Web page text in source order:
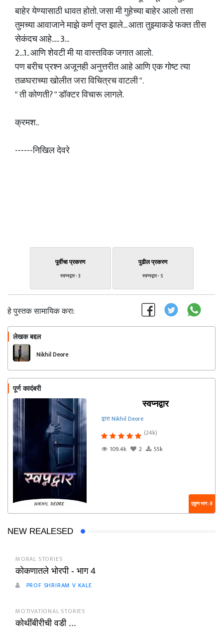
बाहेर येण्यासाठी धावत होतो. जसा मी गुहेच्या बाहेर आलो तसा
तुमच्या आवाजाने माझे कर्ण तृप्त झाले... आता तुझ्याकडे फक्त तीस
सेकंदच आहे..... 3...
2...1.. आणि शेवटी मी या वास्तविक जगात आलो.
पण बरीच प्रश्न अजूनही अनुत्तरीत आहे आणि एक गोष्ट त्या
तळघराच्या खोलीत जरा विचित्रच वाटली ".
" ती कोणती? " डॉक्टर विचारू लागले.
क्रमश..
------निखिल देवरे
पूर्वीचा प्रकरण
स्वप्नद्वार - 3
पुढील प्रकरण
स्वप्नद्वार - 5
हे पुस्तक सामायिक करा:
लेखक बद्दल
Nikhil Deore
पूर्ण कादंबरी
स्वप्नद्वार
द्वारा Nikhil Deore
(24k)
109.4k
2 55k
एकूण भाग : 8
NEW REALESED
MORAL STORIES
कोकणातले भोरपी - भाग 4
PROF SHRIRAM V KALE
MOTIVATIONAL STORIES
कोथींबीरीची वडी ...